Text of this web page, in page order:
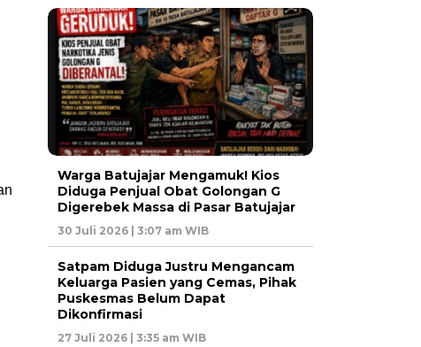
Warga Batujajar Mengamuk! Kios
Diduga Penjual Obat Golongan G
Digerebek Massa di Pasar Batujajar
30 Juli 2026 | 3:07 am WIB
Satpam Diduga Justru Mengancam
Keluarga Pasien yang Cemas, Pihak
Puskesmas Belum Dapat
Dikonfirmasi
27 Juli 2026 | 3:35 am WIB